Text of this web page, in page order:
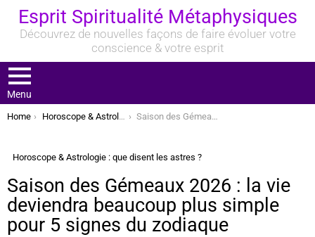
Esprit Spiritualité Métaphysiques
Découvrez de nouvelles façons de faire évoluer votre
conscience & votre esprit
Menu
You are here:
Home Horoscope & Astrologie : que disent les astres ? Saison des Gémeaux 2026 : la vie deviendra beaucoup plus simple pour 5 signes du zodiaque
Horoscope & Astrologie : que disent les astres ?
Saison des Gémeaux 2026 : la vie
deviendra beaucoup plus simple
pour 5 signes du zodiaque